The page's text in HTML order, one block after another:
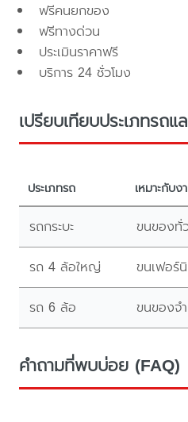
ฟรีคนยกของ
ฟรีทางด่วน
ประเมินราคาฟรี
บริการ 24 ชั่วโมง
เปรียบเทียบประเภทรถแ
ประเภทรถ เหมาะกับง
รถกระบะ ขนของทั่
รถ 4 ล้อใหญ่ ขนเฟอร์
รถ 6 ล้อ ขนของจ
คำถามที่พบบ่อย (FAQ)